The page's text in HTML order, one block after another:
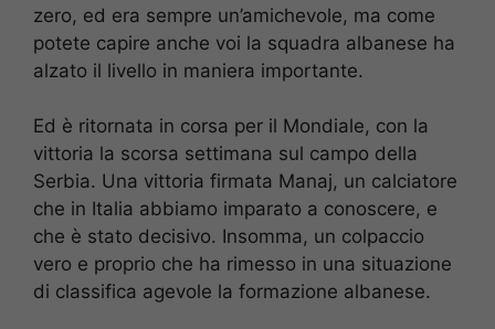
zero, ed era sempre un’amichevole, ma come
potete capire anche voi la squadra albanese ha
alzato il livello in maniera importante.
Ed è ritornata in corsa per il Mondiale, con la
vittoria la scorsa settimana sul campo della
Serbia. Una vittoria firmata Manaj, un calciatore
che in Italia abbiamo imparato a conoscere, e
che è stato decisivo. Insomma, un colpaccio
vero e proprio che ha rimesso in una situazione
di classifica agevole la formazione albanese.